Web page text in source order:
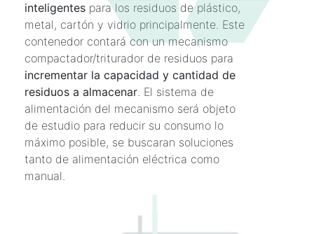
inteligentes para los residuos de plástico,
metal, cartón y vidrio principalmente. Este
contenedor contará con un mecanismo
compactador/triturador de residuos para
incrementar la capacidad y cantidad de
residuos a almacenar. El sistema de
alimentación del mecanismo será objeto
de estudio para reducir su consumo lo
máximo posible, se buscaran soluciones
tanto de alimentación eléctrica como
manual.